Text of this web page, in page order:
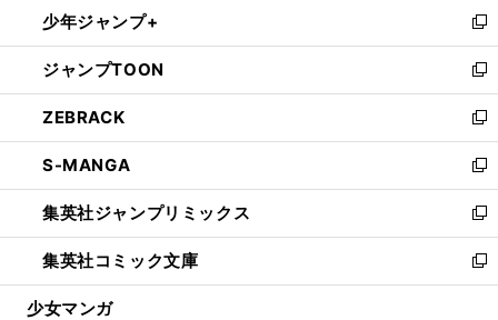
く
で
開
く
ド
ウ
で
開
く
ィ
ン
ド
ウ
で
開
く
い
ウ
ィ
ン
ド
ウ
で
開
く
少年ジャンプ+
新
し
い
ウ
ィ
ン
ド
ウ
で
開
く
ジャンプTOON
新
し
い
ウ
ィ
ン
ド
ウ
で
開
ZEBRACK
新
し
い
ウ
ィ
ン
ド
ウ
S-MANGA
新
し
い
ウ
ィ
ン
集英社ジャンプリミックス
新
し
い
ウ
集英社コミック文庫
新
し
少女マンガ